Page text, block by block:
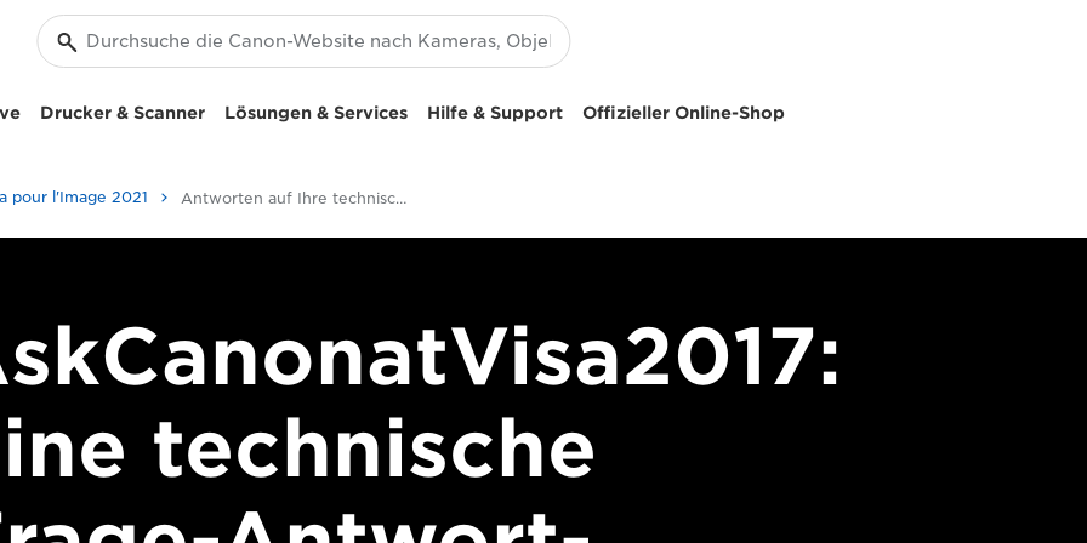
Drucker & Scanner Lösungen & Services Hilfe & Support Offizieller Online-Shop
pour l'Image 2021 Antworten auf Ihre technischen Fragen auf Twitter
technische